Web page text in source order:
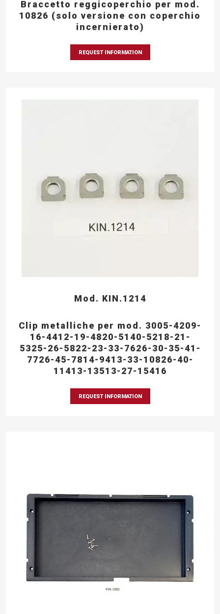
Braccetto reggicoperchio per mod.
10826 (solo versione con coperchio
incernierato)
REQUEST INFORMATION
Mod. KIN.1214
Clip metalliche per mod. 3005-4209-
16-4412-19-4820-5140-5218-21-
5325-26-5822-23-33-7626-30-35-41-
7726-45-7814-9413-33-10826-40-
11413-13513-27-15416
REQUEST INFORMATION